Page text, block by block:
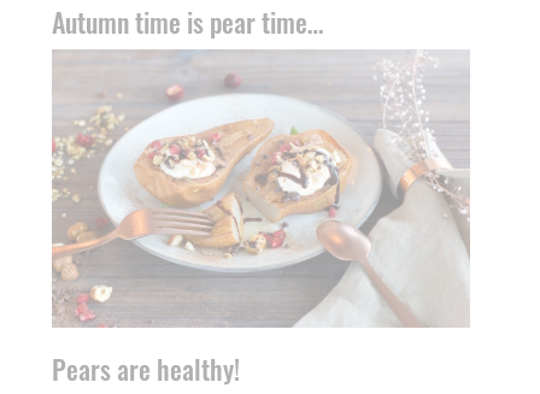
Autumn time is pear time…
Pears are healthy!